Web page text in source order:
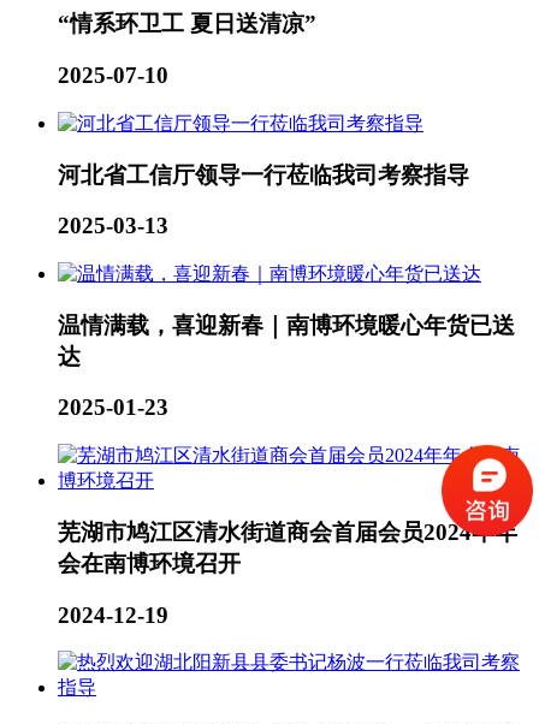
“情系环卫工 夏日送清凉”
2025-07-10
河北省工信厅领导一行莅临我司考察指导
2025-03-13
温情满载，喜迎新春｜南博环境暖心年货已送
达
2025-01-23
芜湖市鸠江区清水街道商会首届会员2024年年
会在南博环境召开
2024-12-19